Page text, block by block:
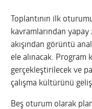
Toplantının ilk
kavramlarından
akışından görüntü
ele alınacak. Program
gerçekleştirilecek ve
çalışma kültürünü
Beş oturum olarak